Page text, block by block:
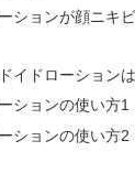
ションが顔ニキ
イドローション
ションの使い方1
ションの使い方2